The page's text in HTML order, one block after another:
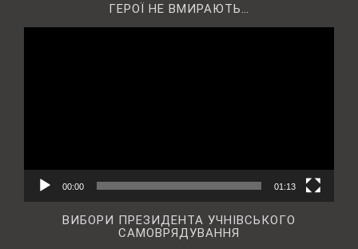
ГЕРОЇ НЕ ВМИРАЮТЬ…
00:00 01:13
ВИБОРИ ПРЕЗИДЕНТА УЧНІВСЬКОГО
САМОВРЯДУВАННЯ